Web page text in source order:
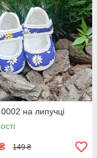
0002 на липучці
149 ₴